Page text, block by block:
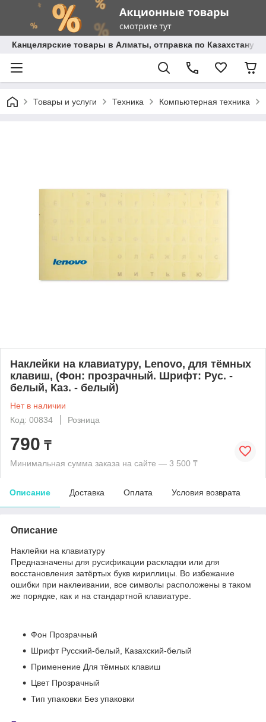
Канцелярские товары в Алматы, отправка по Казахстану.
Товары и услуги Техника Компьютерная техника
Наклейки на клавиатуру, Lenovo, для тёмных
клавиш, (Фон: прозрачный. Шрифт: Рус. -
белый, Каз. - белый)
Нет в наличии
Код: 00834
Розница
790 ₸
Минимальная сумма заказа на сайте — 3 500 ₸
Описание Доставка Оплата Условия возврата
Описание
Наклейки на клавиатуру
Предназначены для русификации раскладки или для
восстановления затёртых букв кириллицы. Во избежание
ошибки при наклеивании, все символы расположены в таком
же порядке, как и на стандартной клавиатуре.
Фон Прозрачный
Шрифт Русский-белый, Казахский-белый
Применение Для тёмных клавиш
Цвет Прозрачный
Тип упаковки Без упаковки